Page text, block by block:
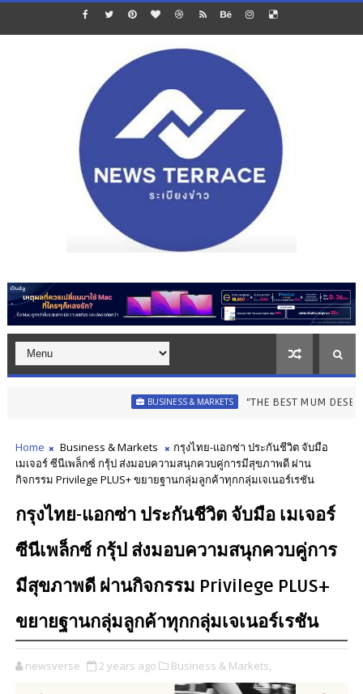
BUSINESS & MARKETS “THE BEST MUM DESERVES
Home Business & Markets
กรุงไทย-แอกซ่า ประกันชีวิต จับมือ
เมเจอร์ ซีนีเพล็กซ์ กรุ้ป ส่งมอบความสนุกควบคู่การมีสุขภาพดี ผ่าน
กิจกรรม Privilege PLUS+ ขยายฐานกลุ่มลูกค้าทุกกลุ่มเจเนอร์เรชัน
กรุงไทย-แอกซ่า ประกันชีวิต จับมือ เมเจอร์
ซีนีเพล็กซ์ กรุ้ป ส่งมอบความสนุกควบคู่การ
มีสุขภาพดี ผ่านกิจกรรม Privilege PLUS+
ขยายฐานกลุ่มลูกค้าทุกกลุ่มเจเนอร์เรชัน
newsverse 2 years ago Business & Markets,